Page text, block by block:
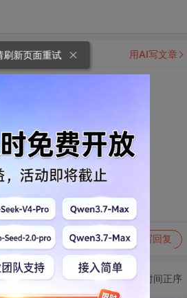
写回复
用AI写文章
切换为时间正序
刷新页面重试